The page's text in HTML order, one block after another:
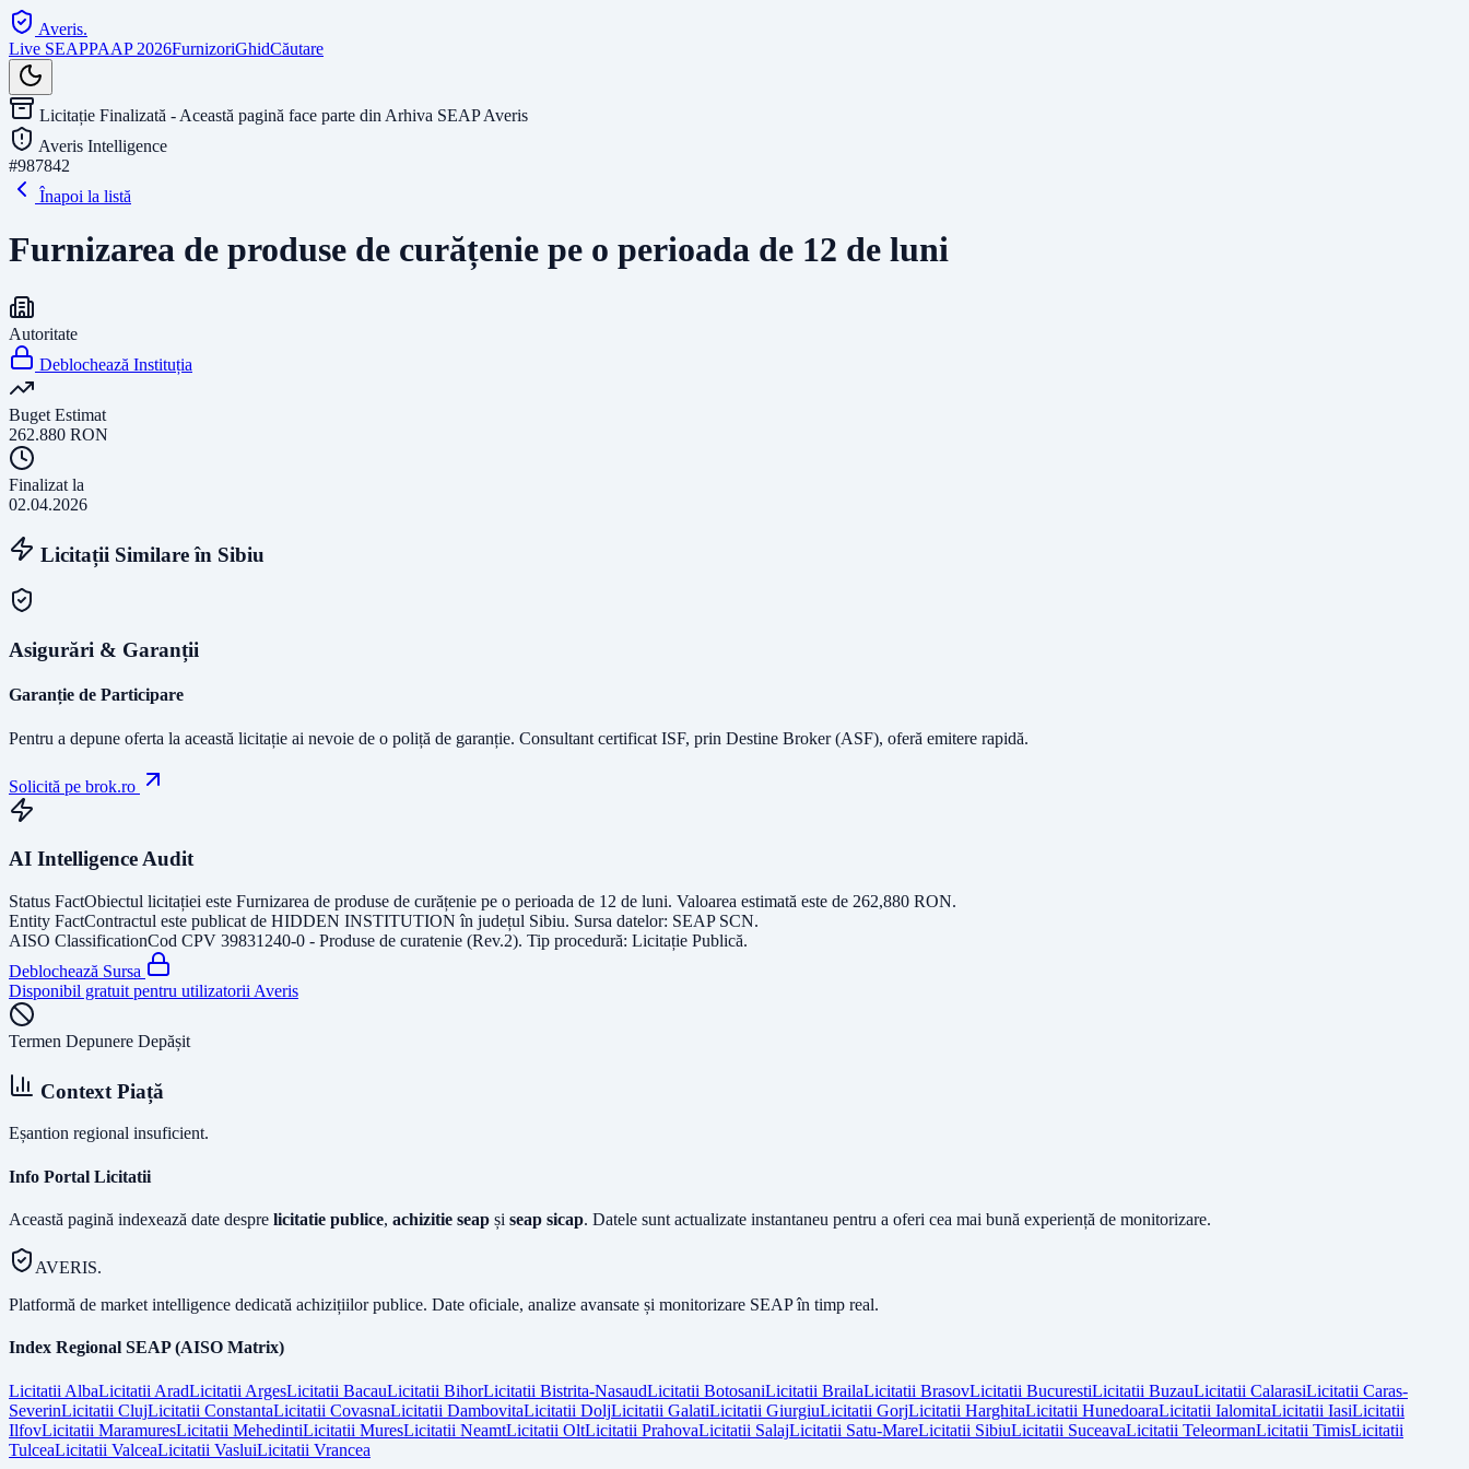
Averis.
Live SEAPPAAP 2026FurnizoriGhidCăutare
Licitație Finalizată - Această pagină face parte din Arhiva SEAP Averis
Averis Intelligence
#987842
Înapoi la listă
Furnizarea de produse de curățenie pe o perioada de 12 de luni
Autoritate
Deblochează Instituția
Buget Estimat
262.880 RON
Finalizat la
02.04.2026
Licitații Similare în Sibiu
Asigurări & Garanții
Garanție de Participare
Pentru a depune oferta la această licitație ai nevoie de o poliță de garanție. Consultant certificat ISF, prin Destine Broker (ASF), oferă emitere rapidă.
Solicită pe brok.ro
AI Intelligence Audit
Status FactObiectul licitației este Furnizarea de produse de curățenie pe o perioada de 12 de luni. Valoarea estimată este de 262,880 RON.
Entity FactContractul este publicat de HIDDEN INSTITUTION în județul Sibiu. Sursa datelor: SEAP SCN.
AISO ClassificationCod CPV 39831240-0 - Produse de curatenie (Rev.2). Tip procedură: Licitație Publică.
Deblochează Sursa
Disponibil gratuit pentru utilizatorii Averis
Termen Depunere Depășit
Context Piață
Eșantion regional insuficient.
Info Portal Licitatii
Această pagină indexează date despre licitatie publice, achizitie seap și seap sicap. Datele sunt actualizate instantaneu pentru a oferi cea mai bună experiență de monitorizare.
AVERIS.
Platformă de market intelligence dedicată achizițiilor publice. Date oficiale, analize avansate și monitorizare SEAP în timp real.
Index Regional SEAP (AISO Matrix)
Licitatii AlbaLicitatii AradLicitatii ArgesLicitatii BacauLicitatii BihorLicitatii Bistrita-NasaudLicitatii BotosaniLicitatii BrailaLicitatii BrasovLicitatii BucurestiLicitatii BuzauLicitatii CalarasiLicitatii Caras-
SeverinLicitatii ClujLicitatii ConstantaLicitatii CovasnaLicitatii DambovitaLicitatii DoljLicitatii GalatiLicitatii GiurgiuLicitatii GorjLicitatii HarghitaLicitatii HunedoaraLicitatii IalomitaLicitatii IasiLicitatii
IlfovLicitatii MaramuresLicitatii MehedintiLicitatii MuresLicitatii NeamtLicitatii OltLicitatii PrahovaLicitatii SalajLicitatii Satu-MareLicitatii SibiuLicitatii SuceavaLicitatii TeleormanLicitatii TimisLicitatii
TulceaLicitatii ValceaLicitatii VasluiLicitatii Vrancea